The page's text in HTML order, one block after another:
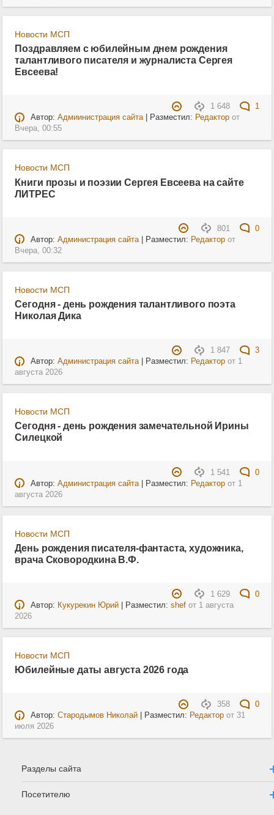
Новости МСП
Поздравляем с юбилейным днем рождения
талантливого писателя и журналиста Сергея
Евсеева!
1 648
1
Автор: Адмиинистрация сайта| Разместил: Редакторот
Вчера, 00:55
Новости МСП
Книги прозы и поэзии Сергея Евсеева на сайте
ЛИТРЕС
801
0
Автор: Администрация сайта| Разместил: Редакторот
Вчера, 00:32
Новости МСП
Сегодня - день рождения талантливого поэта
Николая Дика
1 847
3
Автор: Администрация сайта| Разместил: Редакторот 1
августа 2026
Новости МСП
Сегодня - день рождения замечательной Ирины
Силецкой
1 541
0
Автор: Администрация сайта| Разместил: Редакторот 1
августа 2026
Новости МСП
День рождения писателя-фантаста, художника,
врача Сковородкина В.Ф.
1 629
0
Автор: Кукурекин Юрий| Разместил: shefот 1 августа
2026
Новости МСП
Юбилейные даты августа 2026 года
358
0
Автор: Стародымов Николай| Разместил: Редакторот 31
июля 2026
Разделы сайта
Посетителю